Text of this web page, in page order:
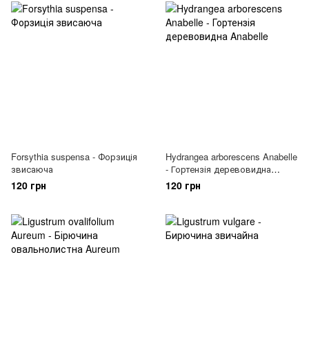
Forsythia suspensa - Форзиція
звисаюча
120 грн
Hydrangea arborescens Anabelle
- Гортензія деревовидна
Anabelle
120 грн